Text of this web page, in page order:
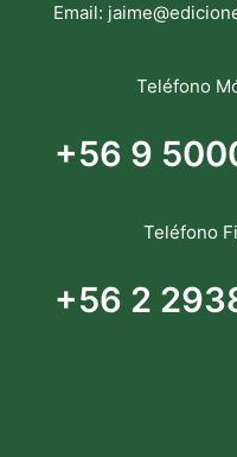
Email:
Teléfono
+56 9
Teléfono
+56 2